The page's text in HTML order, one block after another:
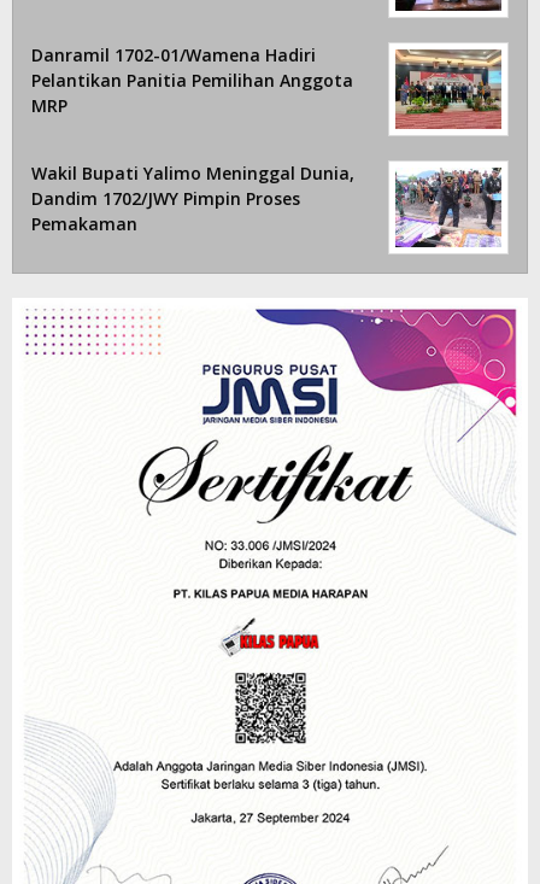
Danramil 1702-01/Wamena Hadiri
Pelantikan Panitia Pemilihan Anggota
MRP
Wakil Bupati Yalimo Meninggal Dunia,
Dandim 1702/JWY Pimpin Proses
Pemakaman